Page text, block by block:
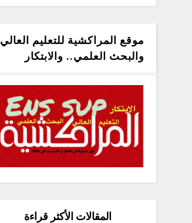
موقع المراكشية للتعليم العالي
والبحث العلمي.. والابتكار
المقالات الأكثر قراءة